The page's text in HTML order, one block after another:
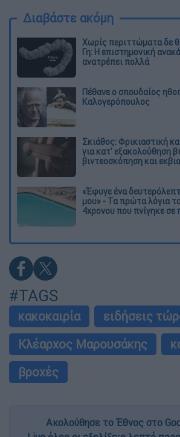
Διαβάστε ακόμη
Χωρίς περιττώματα δε
Γη: Η επιστημονική
ανατρέπει πολλά
Πέθανε ο σπουδαίος
Καλογερόπουλος
Σκιάθος: Φρικιαστική
για κατ' εξακολούθηση
βιντεοσκόπηση και
«Έφυγε ένα
μου» - Τα πρώτα λόγια
4χρονου που πνίγηκε σε
#TAGS
κακοκαιρία
ειδήσεις
Κλέαρχος Μαρουσάκης
βροχές
Ακολούθησε το Έθνος στο